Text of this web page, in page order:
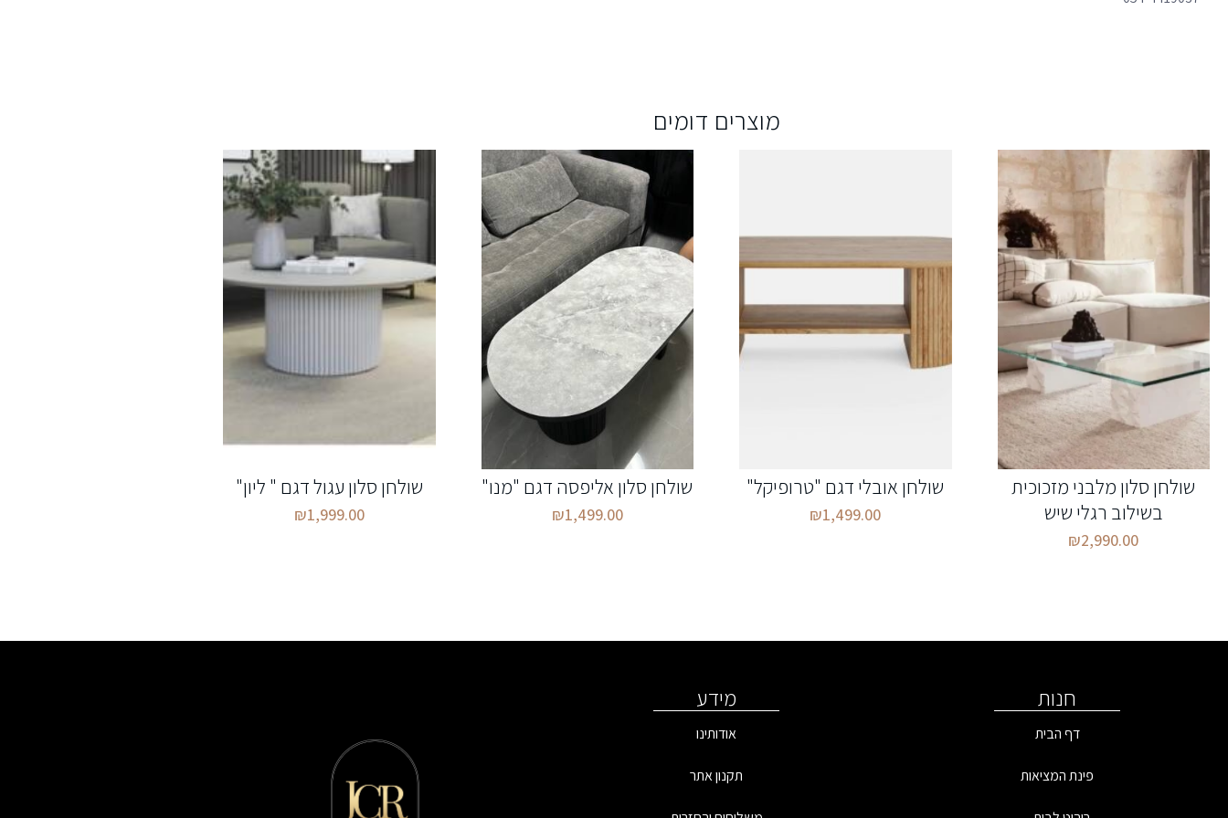
מוצרים דומים
שולחן סלון מלבני מזכוכית
בשילוב רגלי שיש
₪2,990.00
שולחן אובלי דגם "טרופיקל"
₪1,499.00
שולחן סלון אליפסה דגם "מנו"
₪1,499.00
שולחן סלון עגול דגם " ליון"
₪1,999.00
חנות
דף הבית
פינת המציאות
מידע
אודותינו
תקנון אתר